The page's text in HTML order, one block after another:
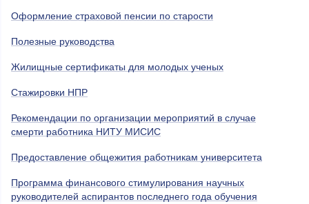
Оформление страховой пенсии по старости
Полезные руководства
Жилищные сертификаты для молодых ученых
Стажировки НПР
Рекомендации по организации мероприятий в случае
смерти работника НИТУ МИСИС
Предоставление общежития работникам университета
Программа финансового стимулирования научных
руководителей аспирантов последнего года обучения